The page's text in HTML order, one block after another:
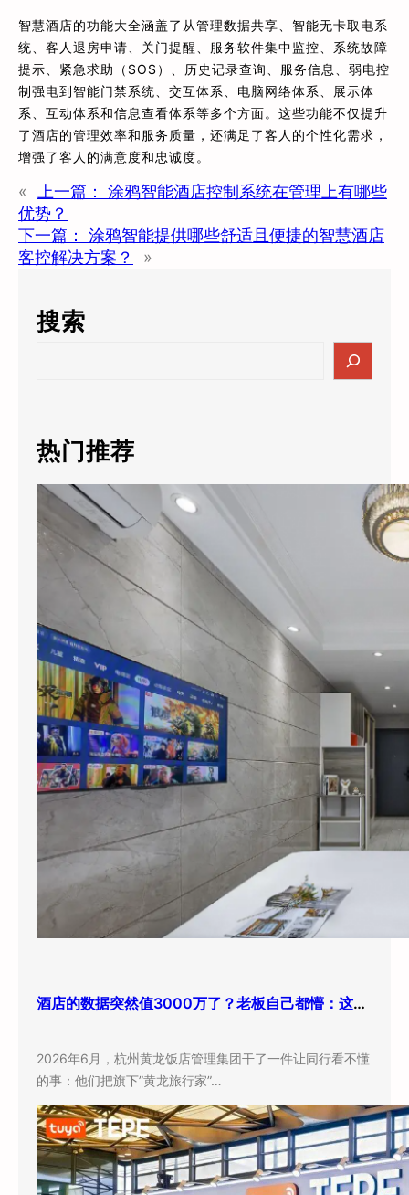
智慧酒店的功能大全涵盖了从管理数据共享、智能无卡取电系
统、客人退房申请、关门提醒、服务软件集中监控、系统故障
提示、紧急求助（SOS）、历史记录查询、服务信息、弱电控
制强电到智能门禁系统、交互体系、电脑网络体系、展示体
系、互动体系和信息查看体系等多个方面。这些功能不仅提升
了酒店的管理效率和服务质量，还满足了客人的个性化需求，
增强了客人的满意度和忠诚度。
« 上一篇：
涂鸦智能酒店控制系统在管理上有哪些
优势？
下一篇：
涂鸦智能提供哪些舒适且便捷的智慧酒店
客控解决方案？
»
搜索
c
h
热门推荐
酒店的数据突然值3000万了？老板自己都懵：这玩意儿还能卖钱？
2026年6月，杭州黄龙饭店管理集团干了一件让同行看不懂
的事：他们把旗下”黄龙旅行家”…